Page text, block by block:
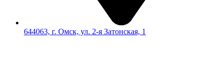
644063, г. Омск, ул. 2-я Затонская, 1